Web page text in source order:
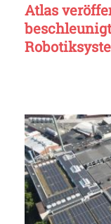
Atlas